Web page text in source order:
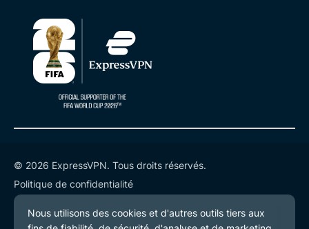
© 2026 ExpressVPN. Tous droits réservés.
Politique de confidentialité
Conditions de service
Préférences de cookies